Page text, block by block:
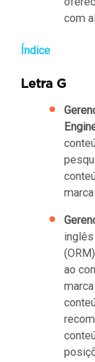
com
Índice
Letra G
ao